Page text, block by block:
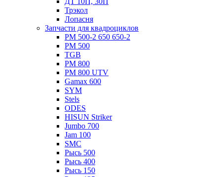
Трэкол
Лопасня
Запчасти для квадроциклов
РМ 500-2 650 650-2
РМ 500
TGB
РМ 800
РМ 800 UTV
Gamax 600
SYM
Stels
ОDЕS
HISUN Striker
Jumbo 700
Jam 100
SMC
Рысь 500
Рысь 400
Рысь 150